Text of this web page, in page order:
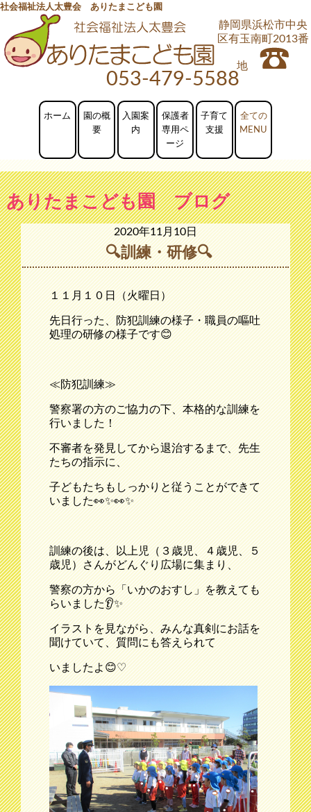
社会福祉法人太豊会 ありたまこども園
静岡県浜松市中央
区有玉南町2013番
地
053-479-5588
ホーム
園の概
要
入園案
内
保護者
専用ペ
ージ
子育て
支援
ありたまこども園 ブログ
2020年11月10日
🔍訓練・研修🔍
１１月１０日（火曜日）
先日行った、防犯訓練の様子・職員の嘔吐
処理の研修の様子です😊
≪防犯訓練≫
警察署の方のご協力の下、本格的な訓練を
行いました！
不審者を発見してから退治するまで、先生
たちの指示に、
子どもたちもしっかりと従うことができて
いました👀✨👀✨
訓練の後は、以上児（３歳児、４歳児、５
歳児）さんがどんぐり広場に集まり、
警察の方から「いかのおすし」を教えても
らいました👂✨
イラストを見ながら、みんな真剣にお話を
聞けていて、質問にも答えられて
いましたよ😊♡